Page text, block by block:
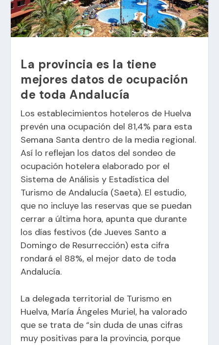
La provincia es la tiene
mejores datos de ocupación
de toda Andalucía
Los establecimientos hoteleros de Huelva
prevén una ocupación del 81,4% para esta
Semana Santa dentro de la media regional.
Así lo reflejan los datos del sondeo de
ocupación hotelera elaborado por el
Sistema de Análisis y Estadística del
Turismo de Andalucía (Saeta). El estudio,
que no incluye las reservas que se puedan
cerrar a última hora, apunta que durante
los días festivos (de Jueves Santo a
Domingo de Resurrección) esta cifra
rondará el 88%, el mejor dato de toda
Andalucía.
La delegada territorial de Turismo en
Huelva, María Ángeles Muriel, ha valorado
que se trata de “sin duda de unas cifras
muy positivas para la provincia, porque